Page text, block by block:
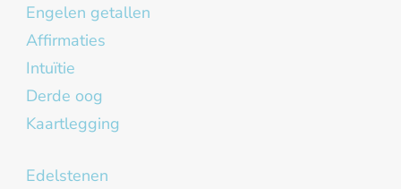
Engelen getallen
Affirmaties
Intuïtie
Derde oog
Kaartlegging
Edelstenen